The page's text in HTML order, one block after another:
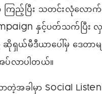
ည့်ပြီး သတင်းလုံလောက်မှု
နှင့်ပတ်သက်ပြီး လှမ်
ဆိုရှယ်မီဒီယာပေါ်မှ ဒေတ
ပ်လာပါတယ်။
တဲ့အခါမှာ Social